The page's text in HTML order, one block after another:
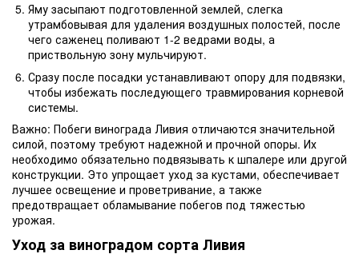
Яму засыпают подготовленной землей, слегка
утрамбовывая для удаления воздушных полостей, после
чего саженец поливают 1-2 ведрами воды, а
приствольную зону мульчируют.
Сразу после посадки устанавливают опору для подвязки,
чтобы избежать последующего травмирования корневой
системы.
Важно: Побеги винограда Ливия отличаются значительной
силой, поэтому требуют надежной и прочной опоры. Их
необходимо обязательно подвязывать к шпалере или другой
конструкции. Это упрощает уход за кустами, обеспечивает
лучшее освещение и проветривание, а также
предотвращает обламывание побегов под тяжестью
урожая.
Уход за виноградом сорта Ливия